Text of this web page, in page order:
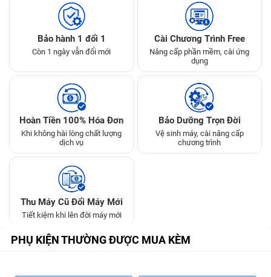
Bảo hành 1 đổi 1
Còn 1 ngày vẫn đổi mới
Cài Chương Trình Free
Nâng cấp phần mềm, cài ứng
dụng
Hoàn Tiền 100% Hóa Đơn
Khi không hài lòng chất lượng
dịch vụ
Bảo Dưỡng Trọn Đời
Vệ sinh máy, cài nâng cấp
chương trình
Thu Máy Cũ Đổi Máy Mới
Tiết kiệm khi lên đời máy mới
PHỤ KIỆN THƯỜNG ĐƯỢC MUA KÈM